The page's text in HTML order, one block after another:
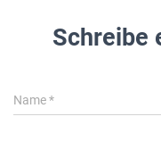
Schreibe
Name*